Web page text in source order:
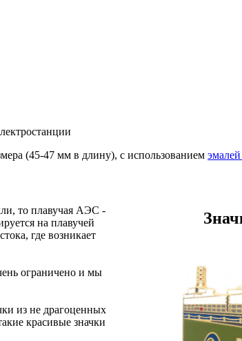
(45-47 мм в длину), с использованием
то плавучая АЭС -
на плавучей
где возникает
ограничено и мы
из не драгоценных
красивые значки